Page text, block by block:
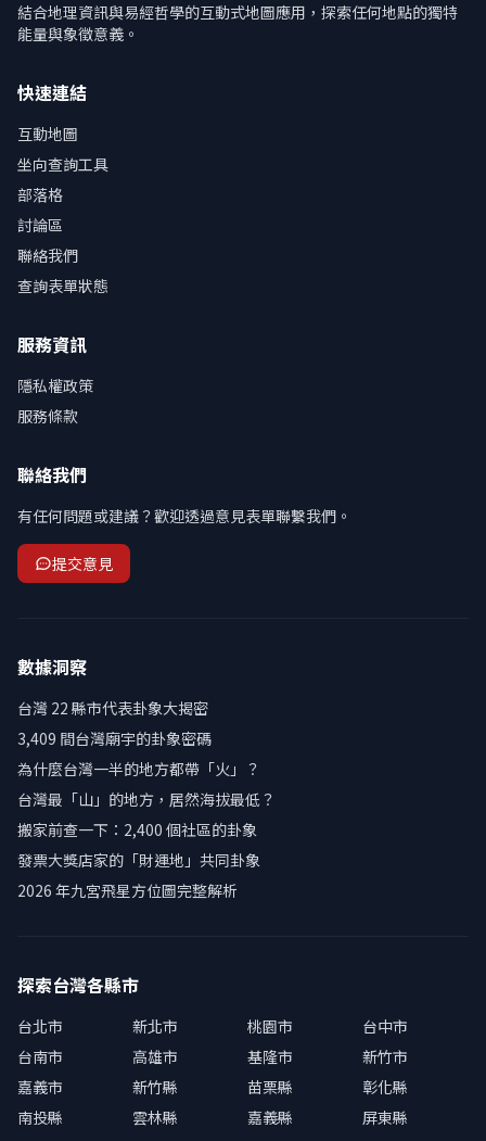
結合地理資訊與易經哲學的互動式地圖應用，探索任何地點的獨特
能量與象徵意義。
快速連結
互動地圖
坐向查詢工具
部落格
討論區
聯絡我們
查詢表單狀態
服務資訊
隱私權政策
服務條款
聯絡我們
有任何問題或建議？歡迎透過意見表單聯繫我們。
提交意見
數據洞察
台灣 22 縣市代表卦象大揭密
3,409 間台灣廟宇的卦象密碼
為什麼台灣一半的地方都帶「火」？
台灣最「山」的地方，居然海拔最低？
搬家前查一下：2,400 個社區的卦象
發票大獎店家的「財運地」共同卦象
2026 年九宮飛星方位圖完整解析
探索台灣各縣市
台北市 新北市 桃園市
台中市
台南市
高雄市 基隆市
新竹市
嘉義市
新竹縣 苗栗縣
彰化縣
南投縣
雲林縣 嘉義縣
屏東縣